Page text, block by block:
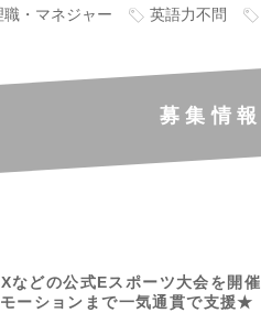
職・マネジャー 英語力不問
募集情報
どの公式Eスポーツ大会を開
ーションまで一気通貫で支援★